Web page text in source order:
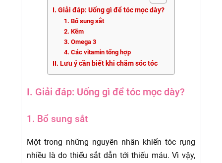
I. Giải đáp: Uống gì để tóc mọc dày?
1. Bổ sung sắt
2. Kẽm
3. Omega 3
4. Các vitamin tổng hợp
II. Lưu ý cần biết khi chăm sóc tóc
I. Giải đáp: Uống gì để tóc mọc dày?
1. Bổ sung sắt
Một trong những nguyên nhân khiến tóc rụng
nhiều là do thiếu sắt dẫn tới thiếu máu. Vì vậy,